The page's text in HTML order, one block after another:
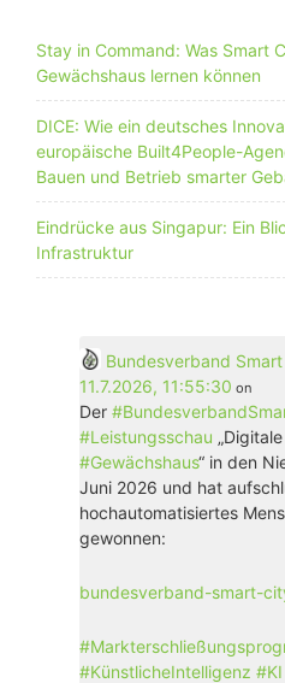
Stay in Command: Was Smart
Gewächshaus lernen können
DICE: Wie ein deutsches
europäische Built4People-
Bauen und Betrieb smarter
Eindrücke aus Singapur: Ein
Infrastruktur
Bundesverband
11.7.2026, 11:55:30 on
Der #
#Leistungsschau
#Gewächshaus“ in den
Juni 2026 und hat
hochautomatisiertes
gewonnen:
bundesverband-smart-
#
#KünstlicheIntelligenz #KI